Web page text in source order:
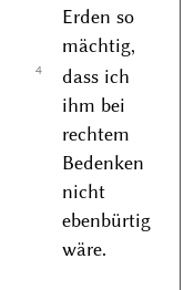
Erden so
mächtig,
4
dass ich
ihm bei
rechtem
Bedenken
nicht
ebenbürtig
wäre.